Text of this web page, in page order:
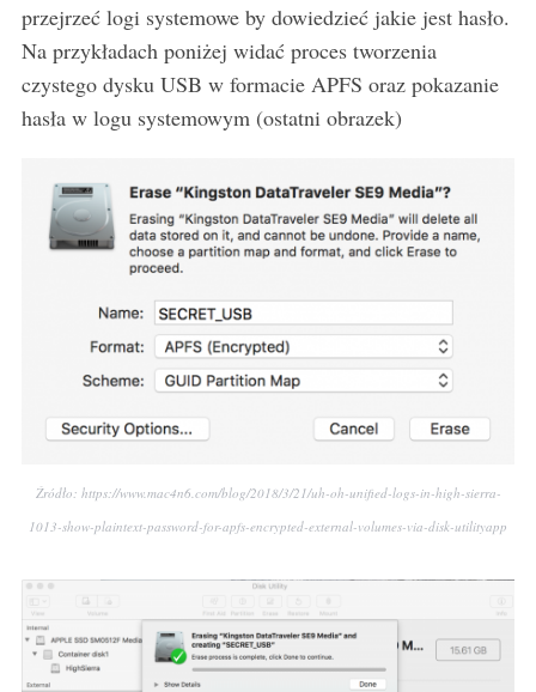
przejrzeć logi systemowe by dowiedzieć jakie jest hasło.
Na przykładach poniżej widać proces tworzenia
czystego dysku USB w formacie APFS oraz pokazanie
hasła w logu systemowym (ostatni obrazek)
Źródło: https://www.mac4n6.com/blog/2018/3/21/uh-oh-unified-logs-in-high-sierra-
1013-show-plaintext-password-for-apfs-encrypted-external-volumes-via-disk-utilityapp